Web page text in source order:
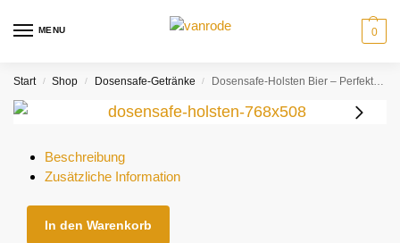
MENU 0
Start / Shop / Dosensafe-Getränke / Dosensafe-Holsten Bier – Perfekte Tarnung für ihre Wertsachen
Beschreibung
Zusätzliche Information
In den Warenkorb